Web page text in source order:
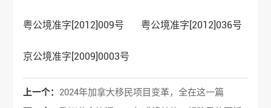
粤公境准字[2012]009号 粤公境准字[2012]036号
京公境准字[2009]0003号
上一个： 2024年加拿大移民项目变革，全在这一篇